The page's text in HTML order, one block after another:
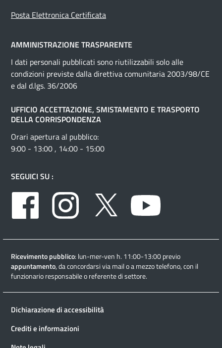
Posta Elettronica Certificata
AMMINISTRAZIONE TRASPARENTE
I dati personali pubblicati sono riutilizzabili solo alle
condizioni previste dalla direttiva comunitaria 2003/98/CE
e dal d.lgs. 36/2006
UFFICIO ACCETTAZIONE, SMISTAMENTO E TRASPORTO
DELLA CORRISPONDENZA
Orari apertura al pubblico:
9:00 - 13:00 , 14:00 - 15:00
SEGUICI SU :
Facebook
Instagram Twitter
Ricevimento pubblico: lun-mer-ven h. 11:00-13:00 previo
appuntamento, da concordarsi via mail o a mezzo telefono, con il
funzionario responsabile o referente di settore.
Dichiarazione di accessibilità
Crediti e informazioni